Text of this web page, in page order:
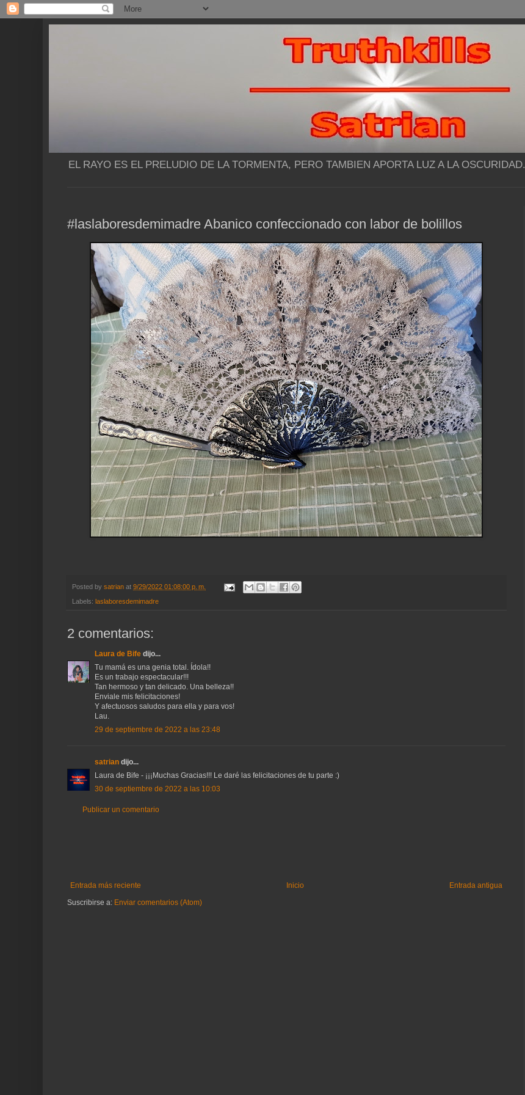
EL RAYO ES EL PRELUDIO DE LA TORMENTA, PERO TAMBIEN APORTA LUZ A LA OSCURIDAD.
#laslaboresdemimadre Abanico confeccionado con labor de bolillos
Posted by satrian at 9/29/2022 01:08:00 p. m.
Labels: laslaboresdemimadre
2 comentarios:
Laura de Bife dijo...
Tu mamá es una genia total. Ídola!!
Es un trabajo espectacular!!!
Tan hermoso y tan delicado. Una belleza!!
Enviale mis felicitaciones!
Y afectuosos saludos para ella y para vos!
Lau.
29 de septiembre de 2022 a las 23:48
satrian dijo...
Laura de Bife - ¡¡¡Muchas Gracias!!! Le daré las felicitaciones de tu parte :)
30 de septiembre de 2022 a las 10:03
Publicar un comentario
Entrada más reciente Entrada antigua
Inicio
Suscribirse a: Enviar comentarios (Atom)